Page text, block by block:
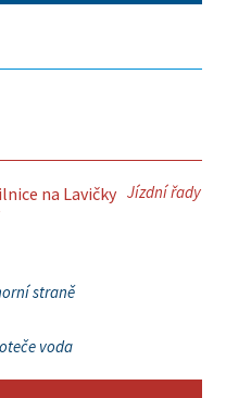
Jízdní řady
straně
voda